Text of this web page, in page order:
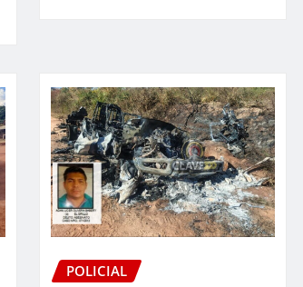
POLICIAL